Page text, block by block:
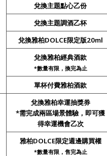
兌換主題點心乙份
兌換主題調酒乙杯
兌換雅柏DOLCE限定版20ml
兌換雅柏經典酒款
*數量有限，換完為止
單杯付費雅柏酒款
兌換雅柏幸運抽獎券
*需完成兩區場景體驗，即可獲
得幸運機會乙次
雅柏DOLCE限定週邊購買權
*數量有限，售完為止